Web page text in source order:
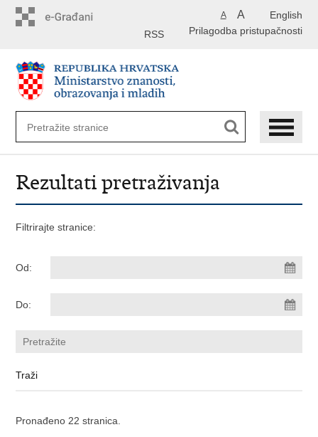
English
A A
Prilagodba pristupačnosti
RSS
Rezultati pretraživanja
Filtrirajte stranice:
Od:
Do:
Pronađeno 22 stranica.